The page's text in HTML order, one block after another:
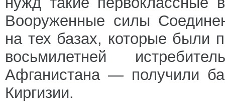
Вооруженные силы
на тех базах, которые были
восьмилетней
Афганистана — получили
Киргизии.